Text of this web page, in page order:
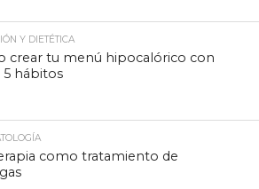
Y DIETÉTICA
crear tu menú hipocalórico con
5 hábitos
como tratamiento de